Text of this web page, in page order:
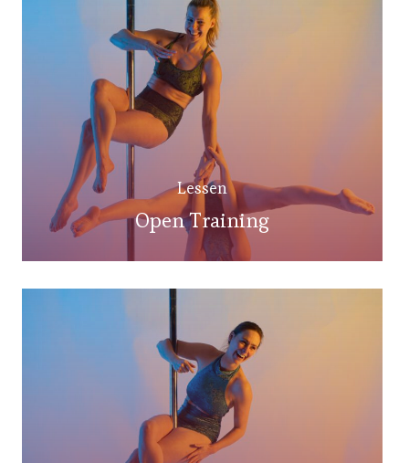
Lessen
Open Training